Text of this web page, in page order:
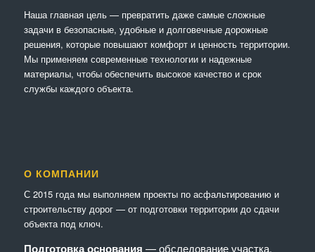
Наша главная цель — превратить даже самые сложные
задачи в безопасные, удобные и долговечные дорожные
решения, которые повышают комфорт и ценность территории.
Мы применяем современные технологии и надежные
материалы, чтобы обеспечить высокое качество и срок
службы каждого объекта.
О КОМПАНИИ
С 2015 года мы выполняем проекты по асфальтированию и
строительству дорог — от подготовки территории до сдачи
объекта под ключ.
Подготовка основания — обследование участка,